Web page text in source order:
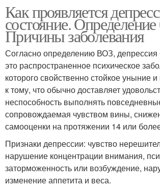
Как проявляется
состояние.
Причины заболевания
Согласно определению ВОЗ,
это распространенное психическое
которого свойственно стойкое уныние
к тому, что обычно доставляет
неспособность выполнять
сопровождаемая чувством вины,
самооценки на протяжении 14 или
Признаки депрессии: чувство
нарушение концентрации внимания,
заторможенность или возбуждение,
изменение аппетита и веса.